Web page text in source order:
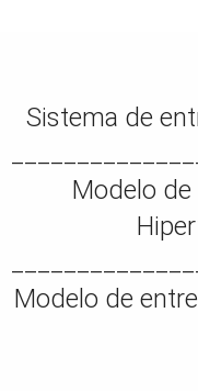
Sistema de
Modelo
Modelo de